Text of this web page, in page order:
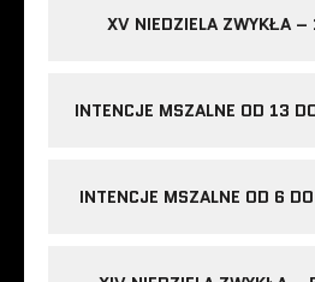
XV NIEDZIELA ZWYKŁA
INTENCJE MSZALNE OD 13
INTENCJE MSZALNE OD 6